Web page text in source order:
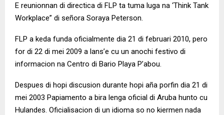
E reunionnan di directica di FLP ta tuma luga na ‘Think Tank
Workplace” di señora Soraya Peterson.
FLP a keda funda oficialmente dia 21 di februari 2010, pero
for di 22 di mei 2009 a lans’e cu un anochi festivo di
informacion na Centro di Bario Playa P’abou.
Despues di hopi discusion durante hopi aña porfin dia 21 di
mei 2003 Papiamento a bira lenga oficial di Aruba hunto cu
Hulandes. Oficialisacion di un idioma so no kiermen nada